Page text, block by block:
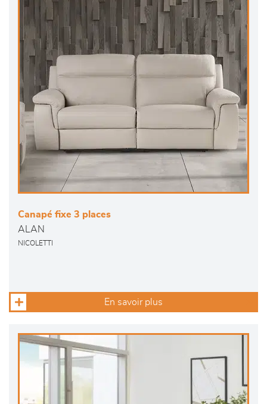
Canapé fixe 3 places
ALAN
NICOLETTI
En savoir plus